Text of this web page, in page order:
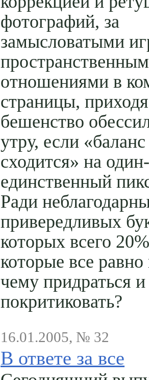
фотографий, за
замысловатыми
отношениями в
страницы,
бешенство
утру, если
сходится» на один-
единственный
Ради
привередливых
которых всего
которые все равно
чему придраться
покритиковать?
16.01.2005, № 32
В ответе за все